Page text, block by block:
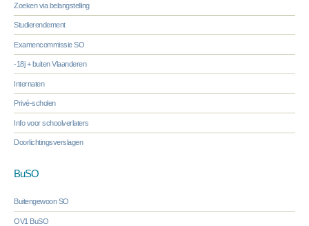
Zoeken via belangstelling
Studierendement
Examencommissie SO
-18j + buiten Vlaanderen
Internaten
Privé-scholen
Info voor schoolverlaters
Doorlichtingsverslagen
BuSO
Buitengewoon SO
OV1 BuSO